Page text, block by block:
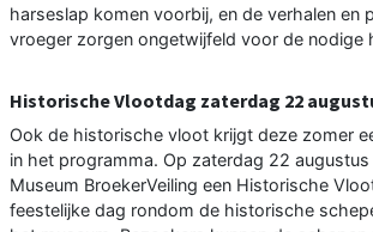
harseslap komen voorbij, en de verhalen en
vroeger zorgen ongetwijfeld voor de nodige
Historische Vlootdag zaterdag 22
Ook de historische vloot krijgt deze zomer
in het programma. Op zaterdag 22
Museum BroekerVeiling een Historische
feestelijke dag rondom de historische